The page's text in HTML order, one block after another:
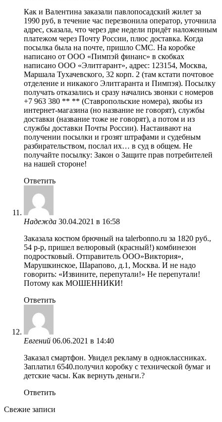
Как и Валентина заказали павлопосадский жилет за
1990 руб, в течение час перезвонила оператор, уточнила
адрес, сказала, что через две недели придёт наложенным
платежом через Почту России, плюс доставка. Когда
посылка была на почте, пришло СМС. На коробке
написано от ООО «Пимпэй финанс» в скобках
написано ООО «Элитгарант», адрес: 123154, Москва,
Маршала Тухачевского, 32 корп. 2 (там кстати почтовое
отделение и никакого Элитгаранта и Пимпэя). Посылку
получать отказались и сразу начались звонки с номеров
+7 963 380 ** ** (Ставропольские номера), якобы из
интернет-магазина (но название не говорят), службы
доставки (название тоже не говорят), а потом и из
службы доставки Почты России). Настаивают на
получении посылки и грозят штрафами и судебным
разбирательством, послал их… в суд в общем. Не
получайте посылку: Закон о Защите прав потребителей
на нашей стороне!
Ответить
Надежда 30.04.2021 в 16:58
Заказала костюм брючный на talerbonno.ru за 1820 руб.,
54 р-р, пришел велюровый (красный!) комбинезон
подростковый. Отправитель ООО»Виктория»,
Марушкинское, Шарапово, д.1, Москва. И не надо
говорить: «Извините, перепутали!» Не перепутали!
Потому как МОШЕННИКИ!
Ответить
Евгений 06.06.2021 в 14:40
Заказал смартфон. Увидел рекламу в одноклассниках.
Заплатил 6540.получил коробку с технической бумаг и
детские часы. Как вернуть деньги.?
Ответить
Свежие записи